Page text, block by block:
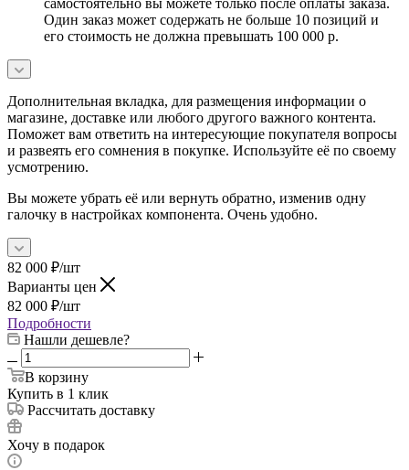
Один заказ может содержать не больше 10 позиций и
его стоимость не должна превышать 100 000 р.
Дополнительная вкладка, для размещения информации о
магазине, доставке или любого другого важного контента.
Поможет вам ответить на интересующие покупателя вопросы
и развеять его сомнения в покупке. Используйте её по своему
усмотрению.
Вы можете убрать её или вернуть обратно, изменив одну
галочку в настройках компонента. Очень удобно.
82 000 ₽/шт
Варианты цен
82 000 ₽/шт
Подробности
Нашли дешевле?
В корзину
Купить в 1 клик
Рассчитать доставку
Хочу в подарок